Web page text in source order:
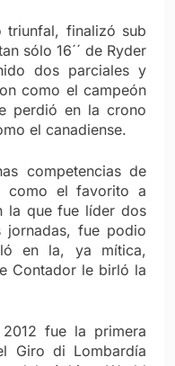
triunfal, finalizó sub
sólo 16´´ de Ryder
dos parciales y
como el campeón
perdió en la crono
el canadiense.
competencias de
como el favorito a
la que fue líder dos
jornadas, fue podio
en la, ya mítica,
Contador le birló la
fue la primera
Giro di Lombardía